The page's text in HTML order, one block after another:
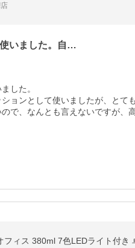
いました。自…
した。
ョンとして使いましたが、とて
で、なんとも言えないですが、